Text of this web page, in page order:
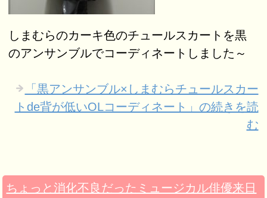
しまむらのカーキ色のチュールスカートを黒
のアンサンブルでコーディネートしました～
「黒アンサンブル×しまむらチュールスカー
トde背が低いOLコーディネート」の続きを読
む
ちょっと消化不良だったミュージカル俳優来日